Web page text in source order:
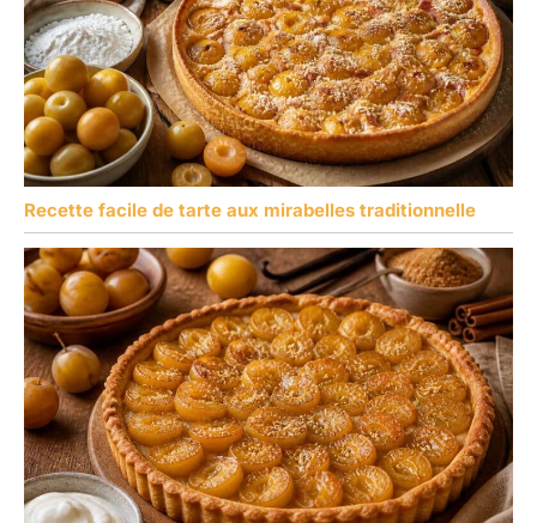
Recette facile de tarte aux mirabelles traditionnelle